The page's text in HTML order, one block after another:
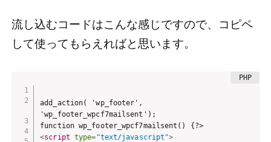
流し込むコードはこんな感じですので、コピペ
して使ってもらえればと思います。
add_action( 'wp_footer',
'wp_footer_wpcf7mailsent');
function wp_footer_wpcf7mailsent() {?>
<script type= "text/javascript ">